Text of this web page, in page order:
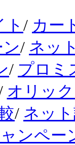
/ カー
/ ネッ
/ プロミ
オリッ
/ ネッ
ンペー